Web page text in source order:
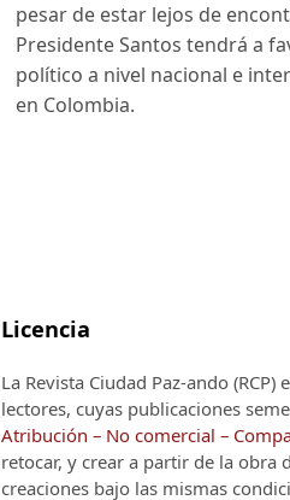
pesar de estar lejos de
Presidente Santos tendrá a
político a nivel nacional e
en Colombia.
Licencia
La Revista Ciudad Paz-ando (RCP)
lectores, cuyas publicaciones
Atribución – No comercial –
retocar, y crear a partir de la obra
creaciones bajo las mismas